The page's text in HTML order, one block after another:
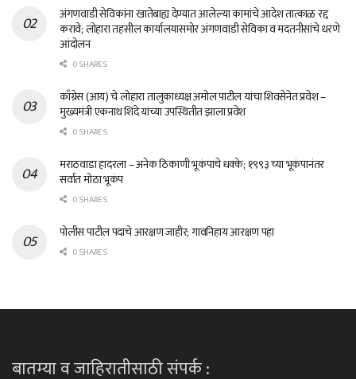
अंगणवाडी सेविकांना खातेबाह्य देण्यात आलेल्या कामांचे आदेश तात्काळ रद्द
करावे; लोहारा तहसील कार्यालयासमोर अंगणवाडी सेविका व मदतनीसांचे धरणे
आंदोलन
0 SHARES
काँग्रेस (आय) चे लोहारा तालुकाध्यक्ष अमोल पाटील यांचा शिवसेनेत प्रवेश –
मुख्यमंत्री एकनाथ शिंदे यांच्या उपस्थितीत झाला प्रवेश
0 SHARES
मराठवाडा हादरला – अनेक ठिकाणी भूकंपाचे धक्के; १९९३ च्या भूकंपानंतर
सर्वात मोठा भूकंप
0 SHARES
पोलीस पाटील पदाचे आरक्षण जाहीर; गावनिहाय आरक्षण पहा
0 SHARES
बातम्या व जाहिरातीसाठी संपर्क :